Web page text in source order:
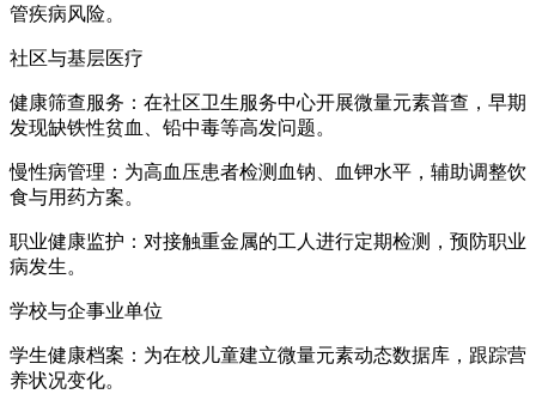
管疾病风险。
社区与基层医疗
健康筛查服务：在社区卫生服务中心开展微量元素普查，早期
发现缺铁性贫血、铅中毒等高发问题。
慢性病管理：为高血压患者检测血钠、血钾水平，辅助调整饮
食与用药方案。
职业健康监护：对接触重金属的工人进行定期检测，预防职业
病发生。
学校与企事业单位
学生健康档案：为在校儿童建立微量元素动态数据库，跟踪营
养状况变化。